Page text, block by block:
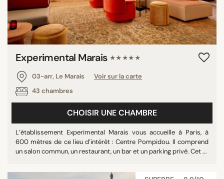
Experimental Marais ★★★★★
03-arr, Le Marais
Voir sur la carte
43 chambres
CHOISIR UNE CHAMBRE
L’établissement Experimental Marais vous accueille à Paris, à
600 mètres de ce lieu d’intérêt : Centre Pompidou. Il comprend
un salon commun, un restaurant, un bar et un parking privé. Cet ...